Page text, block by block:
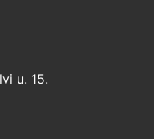
u. 15.